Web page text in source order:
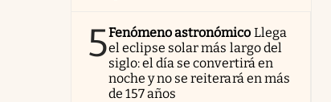
5Fenómeno astronómico Llega
el eclipse solar más largo del
siglo: el día se convertirá en
noche y no se reiterará en más
de 157 años